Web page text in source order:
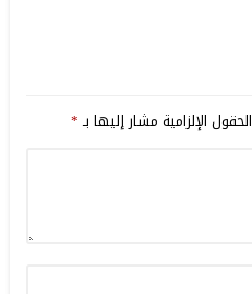
الحقول الإلزامية مشار إليها بـ*